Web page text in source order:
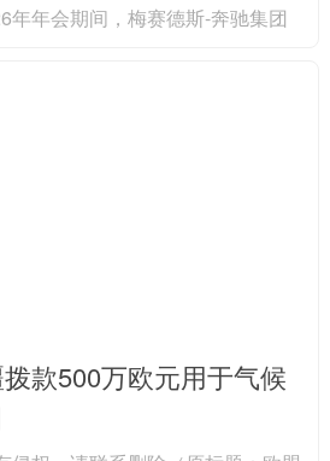
年年会期间，梅赛德斯-奔驰集团
款500万欧元用于气候